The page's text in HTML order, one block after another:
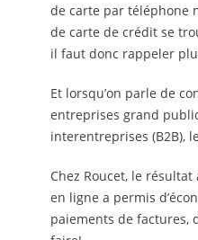
de carte par téléphone
de carte de crédit se
il faut donc rappeler
Et lorsqu’on parle de
entreprises grand
interentreprises (B2B),
Chez Roucet, le
en ligne a permis
paiements de factures,